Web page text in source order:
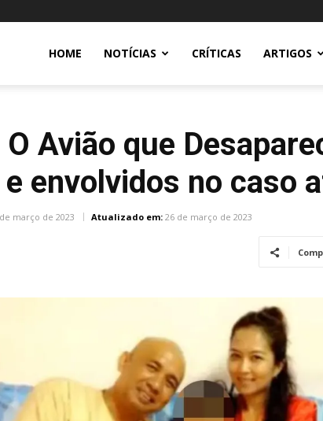
HOME NOTÍCIAS CRÍTICAS ARTIGOS
Avião que
envolvidos no caso
março de 2023 Atualizado em: 26 de março de 2023